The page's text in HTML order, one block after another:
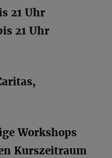
21 Uhr
21 Uhr
Workshops
Kurszeitraum